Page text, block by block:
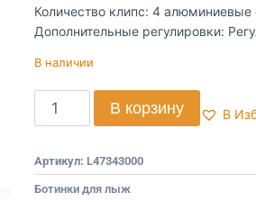
Количество клипс: 4 алюминиевые
Дополнительные регулировки:
В наличии
В корзину В
Артикул: L47343000
Ботинки для лыж